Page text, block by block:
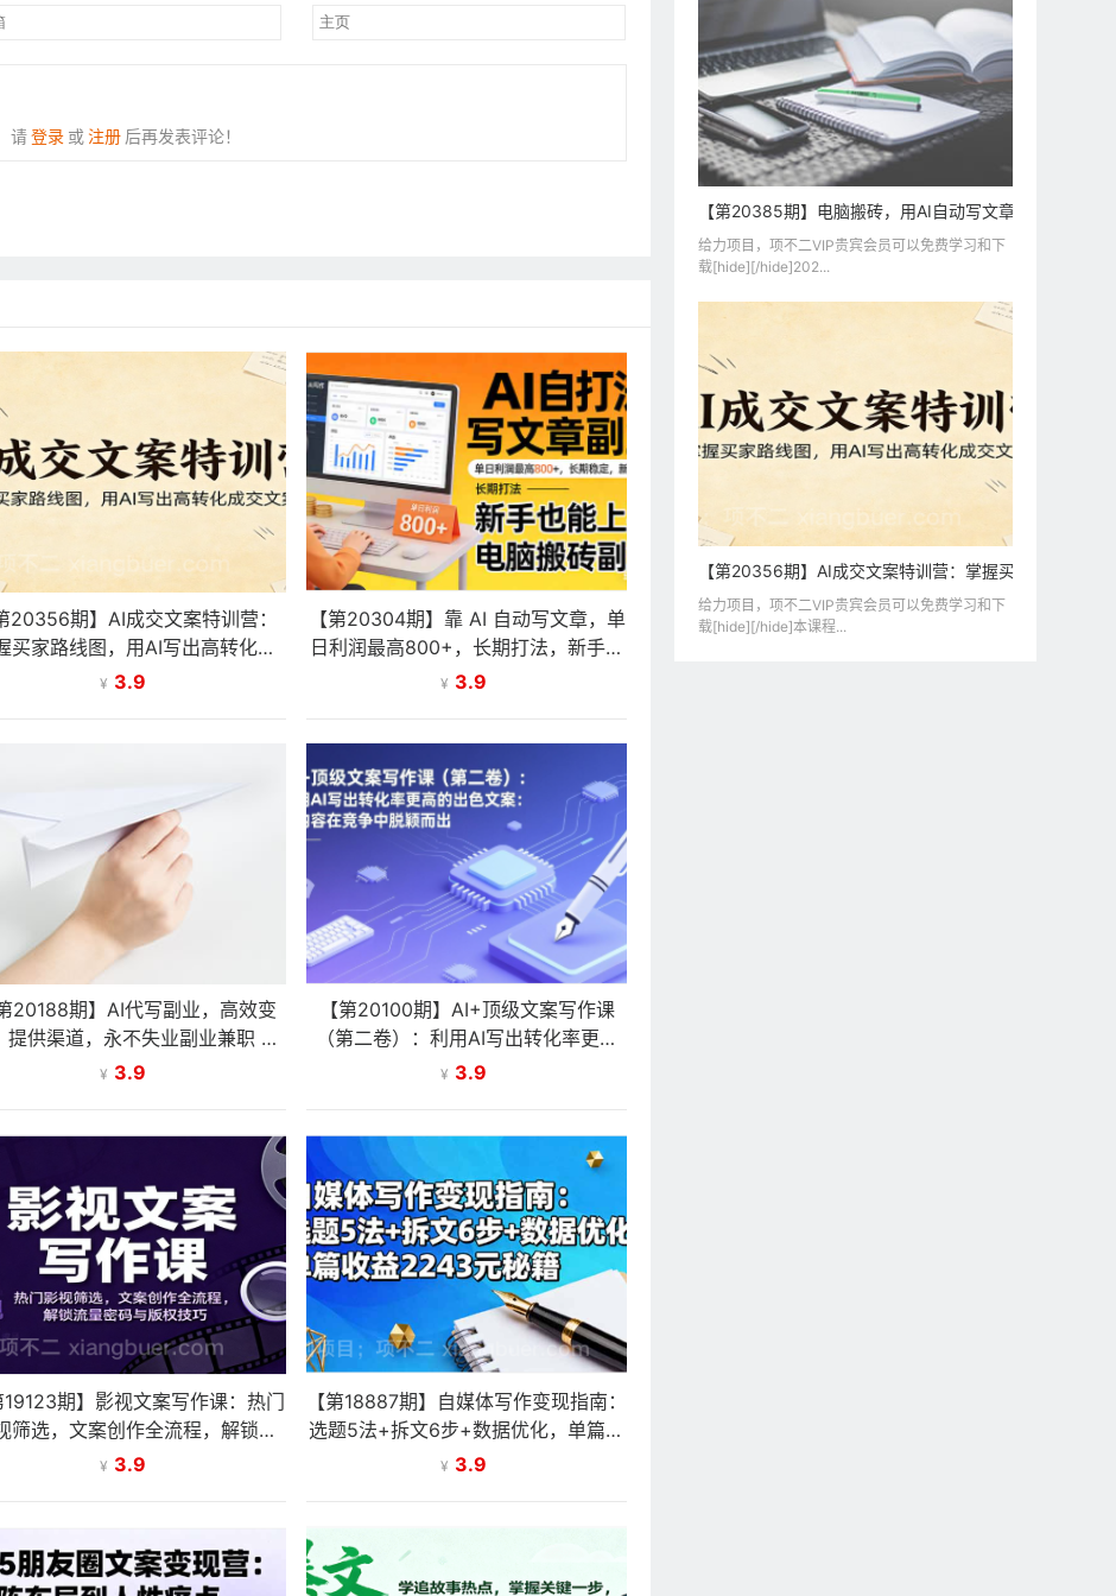
请 登录 或 注册 后再发表评论！
20356期】AI成交文案特训营：
买家路线图，用AI写出高转化成
交文案
¥ 3.9
【第20304期】靠 AI 自动写文章，单
日利润最高800+，长期打法，新手也
能上手，电脑搬砖副业
¥ 3.9
第20188期】AI代写副业，高效变
提供渠道，永不失业副业兼职 全
职月入1-2W【SOP手册】
¥ 3.9
【第20100期】AI+顶级文案写作课
（第二卷）：利用AI写出转化率更高
的出色文案：让内容在竞争中脱颖而
¥ 3.9
19123期】影视文案写作课：热门
筛选，文案创作全流程，解锁流
量密码与版权技巧
¥ 3.9
【第18887期】自媒体写作变现指南：
选题5法+拆文6步+数据优化，单篇收
益2243元秘籍
¥ 3.9
【第20385期】电脑搬砖，用AI自动写文章，每月稳赚
给力项目，项不二VIP贵宾会员可以免费学习和下
载[hide][/hide]202...
【第20356期】AI成交文案特训营：掌握买家路线图，
给力项目，项不二VIP贵宾会员可以免费学习和下
载[hide][/hide]本课程...